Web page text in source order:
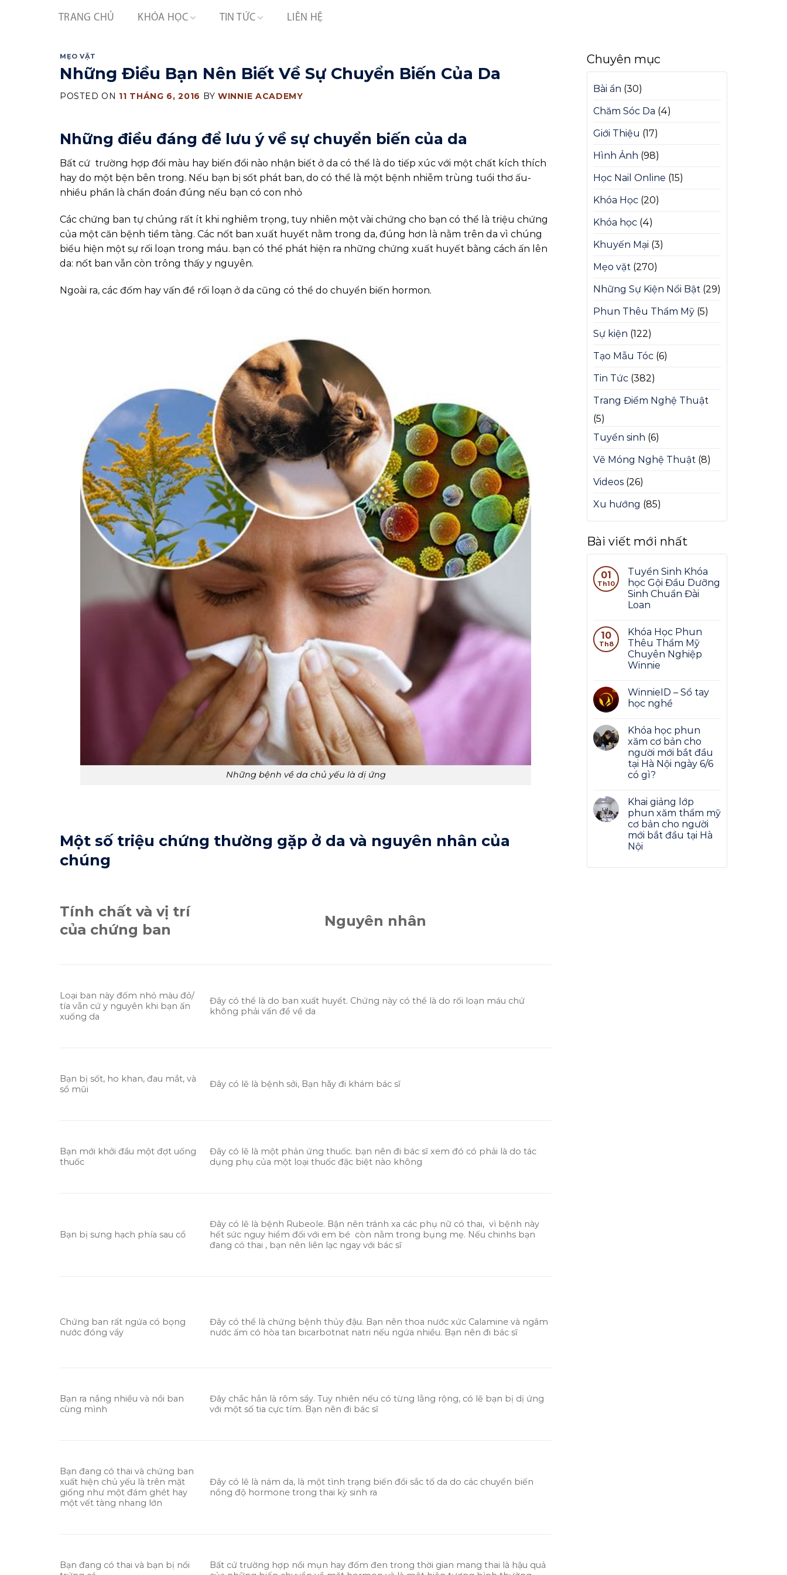
TRANG CHỦ KHÓA HỌC TIN TỨC LIÊN HỆ
MẸO VẶT
Những Điều Bạn Nên Biết Về Sự Chuyển Biến Của Da
POSTED ON 11 THÁNG 6, 2016 BYWINNIE ACADEMY
Những điều đáng để lưu ý về sự chuyển biến của da
Bất cứ trường hợp đổi màu hay biến đổi nào nhận biết ở da có thể là do tiếp xúc với một chất kích thích
hay do một bện bên trong. Nếu bạn bị sốt phát ban, do có thể là một bệnh nhiễm trùng tuổi thơ ấu-
nhiều phần là chẩn đoán đúng nếu bạn có con nhỏ
Các chứng ban tự chúng rất ít khi nghiêm trọng, tuy nhiên một vài chứng cho bạn có thể là triệu chứng
của một căn bệnh tiềm tàng. Các nốt ban xuất huyết nằm trong da, đúng hơn là nằm trên da vì chúng
biểu hiện một sự rối loạn trong máu. bạn có thể phát hiện ra những chứng xuất huyết bằng cách ấn lên
da: nốt ban vẫn còn trông thấy y nguyên.
Ngoài ra, các đốm hay vấn đề rối loạn ở da cũng có thể do chuyển biến hormon.
Những bệnh về da chủ yếu là dị ứng
Một số triệu chứng thường gặp ở da và nguyên nhân của
chúng
Tính chất và vị trí
của chứng ban
Nguyên nhân
Loại ban này đốm nhỏ màu đỏ/
tía vẫn cứ y nguyên khi bạn ấn
xuống da
Đây có thể là do ban xuất huyết. Chứng này có thể là do rối loạn máu chứ
không phải vấn đề về da
Bạn bị sốt, ho khan, đau mắt, và
sổ mũi
Đây có lẽ là bệnh sởi, Bạn hãy đi khám bác sĩ
Bạn mới khởi đầu một đợt uống
thuốc
Đây có lẽ là một phản ứng thuốc. bạn nên đi bác sĩ xem đó có phải là do tác
dụng phụ của một loại thuốc đặc biệt nào không
Bạn bị sưng hạch phía sau cổ
Đây có lẽ là bệnh Rubeole. Bận nên tránh xa các phụ nữ có thai, vì bệnh này
hết sức nguy hiểm đối với em bé còn nằm trong bụng mẹ. Nếu chinhs bạn
đang có thai , bạn nên liên lạc ngay với bác sĩ
Chứng ban rất ngứa có bọng
nước đóng vẩy
Đây có thể là chứng bệnh thủy đậu. Bạn nên thoa nước xức Calamine và ngâm
nước ấm có hòa tan bicarbotnat natri nếu ngứa nhiều. Bạn nên đi bác sĩ
Bạn ra nắng nhiều và nổi ban
cùng mình
Đây chắc hẳn là rôm sẩy. Tuy nhiên nếu có từng lằng rộng, có lẽ bạn bị dị ứng
với một số tia cực tím. Bạn nên đi bác sĩ
Bạn đang có thai và chứng ban
xuất hiện chủ yếu là trên mặt
giống như một đám ghét hay
một vết tàng nhang lớn
Đây có lẽ là nám da, là một tình trạng biến đổi sắc tố da do các chuyển biến
nồng độ hormone trong thai kỳ sinh ra
Bạn đang có thai và bạn bị nổi
Bất cứ trường hợp nổi mụn hay đốm đen trong thời gian mang thai là hậu quả
Chuyên mục
Bài ẩn (30)
Chăm Sóc Da (4)
Giới Thiệu (17)
Hình Ảnh (98)
Học Nail Online (15)
Khóa Học (20)
Khóa học (4)
Khuyến Mại (3)
Mẹo vặt (270)
Những Sự Kiện Nổi Bật (29)
Phun Thêu Thẩm Mỹ (5)
Sự kiện (122)
Tạo Mẫu Tóc (6)
Tin Tức (382)
Trang Điểm Nghệ Thuật
(5)
Tuyển sinh (6)
Vẽ Móng Nghệ Thuật (8)
Videos (26)
Xu hướng (85)
Bài viết mới nhất
01
Th10
Tuyển Sinh Khóa
học Gội Đầu Dưỡng
Sinh Chuẩn Đài
Loan
10
Th8
Khóa Học Phun
Thêu Thẩm Mỹ
Chuyên Nghiệp
Winnie
WinnieID – Sổ tay
học nghề
Khóa học phun
xăm cơ bản cho
người mới bắt đầu
tại Hà Nội ngày 6/6
có gì?
Khai giảng lớp
phun xăm thẩm mỹ
cơ bản cho người
mới bắt đầu tại Hà
Nội